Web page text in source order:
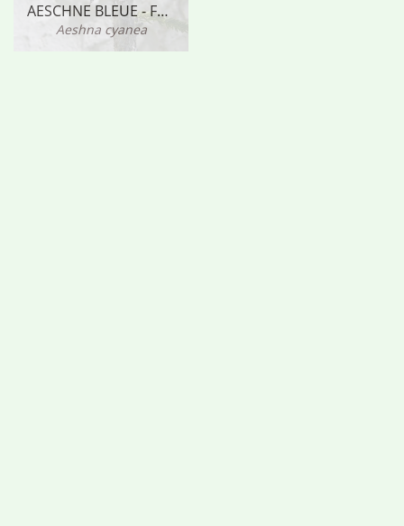
AESCHNE BLEUE - FEMELLE
Aeshna cyanea